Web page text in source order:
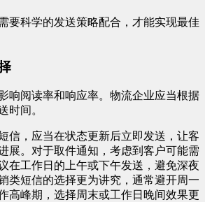
要科学的发送策略配合，才能实现最佳
响阅读率和响应率。物流企业应当根据
时间。
信，应当在状态更新后立即发送，让客
展。对于取件通知，考虑到客户可能需
在工作日的上午或下午发送，避免深夜
类短信的选择更为讲究，通常避开周一
高峰期，选择周末或工作日晚间效果更